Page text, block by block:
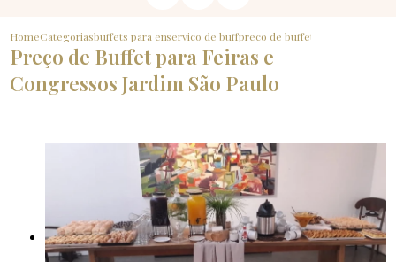
HomeCategoriasbuffets para empresasservico de buffet para eventos
preco de buffet para feiras e
Preço de Buffet para Feiras e
Congressos Jardim São Paulo